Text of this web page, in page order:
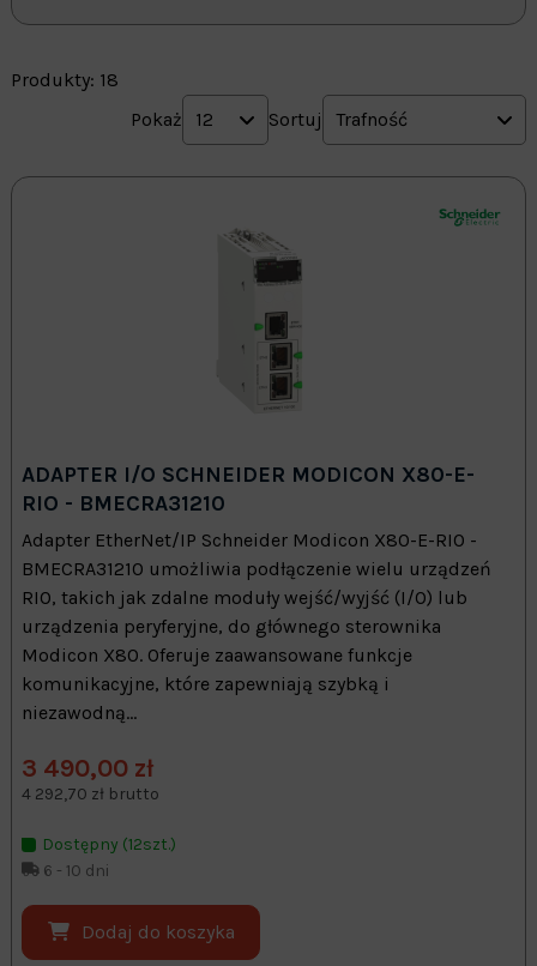
Produkty: 18
Pokaż
12 Sortuj Trafność
ADAPTER I/O SCHNEIDER MODICON X80-E-
RIO - BMECRA31210
Adapter EtherNet/IP Schneider Modicon X80-E-RIO -
BMECRA31210 umożliwia podłączenie wielu urządzeń
RIO, takich jak zdalne moduły wejść/wyjść (I/O) lub
urządzenia peryferyjne, do głównego sterownika
Modicon X80. Oferuje zaawansowane funkcje
komunikacyjne, które zapewniają szybką i
niezawodną...
3 490,00 zł
4 292,70 zł brutto
Dostępny (12szt.)
6 - 10 dni
Dodaj do koszyka